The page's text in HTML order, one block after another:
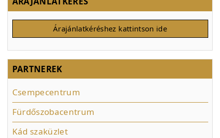
Árajánlatkéréshez kattintson ide
PARTNEREK
Csempecentrum
Fürdőszobacentrum
Kád szaküzlet